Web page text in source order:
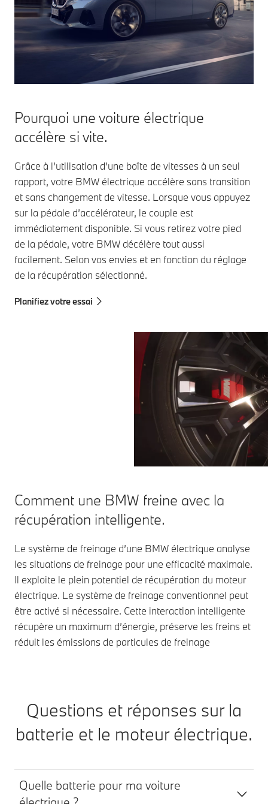
de conduite
(WLTP), le
rendement d’un
moteur électrique
est plus de trois fois
d’un moteur à
voitures électriques
BMW utilisent
souvent les
synchrones à
excitation électrique
(SSM)
particulièrement
efficaces.
SSM ont une
faible
consommation.
Comme ils
magnétisent le
fonctionnent
de manière
d’efficacité ou
de puissance,
selon la
situation.
de
et M
Pourquoi une voiture électrique
accélère si vite.
Grâce à l’utilisation d’une boîte de vitesses à un seul
rapport, votre BMW électrique accélère sans transition
et sans changement de vitesse. Lorsque vous appuyez
sur la pédale d’accélérateur, le couple est
immédiatement disponible. Si vous retirez votre pied
de la pédale, votre BMW décélère tout aussi
facilement. Selon vos envies et en fonction du réglage
de la récupération sélectionné.
Planifiez votre essai
Comment une BMW freine avec la
récupération intelligente.
Le système de freinage d’une BMW électrique analyse
les situations de freinage pour une efficacité maximale.
Il exploite le plein potentiel de récupération du moteur
électrique. Le système de freinage conventionnel peut
être activé si nécessaire. Cette interaction intelligente
récupère un maximum d’énergie, préserve les freins et
réduit les émissions de particules de freinage
Questions et réponses sur la
batterie et le moteur électrique.
Quelle batterie pour ma voiture